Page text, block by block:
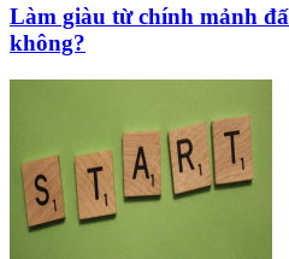
Làm giàu từ chính mảnh
không?